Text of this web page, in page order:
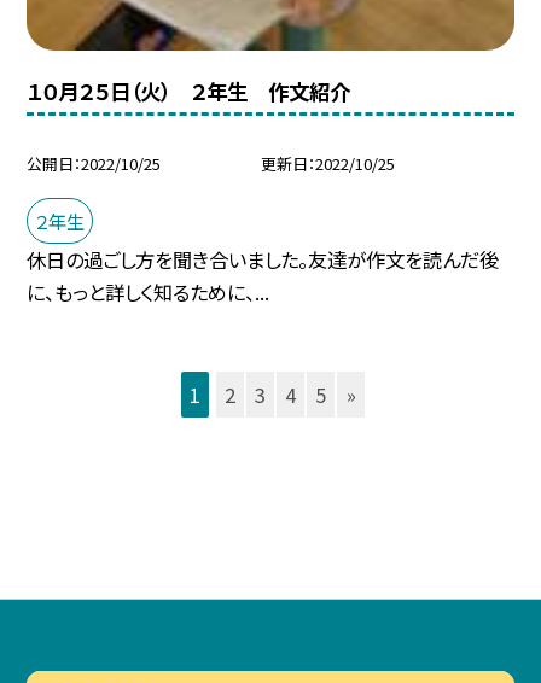
１０月２５日（火） ２年生 作文紹介
公開日 2022/10/25 更新日 2022/10/25
２年生
休日の過ごし方を聞き合いました。友達が作文を読んだ後
に、もっと詳しく知るために、...
1 2 3 4 5 »